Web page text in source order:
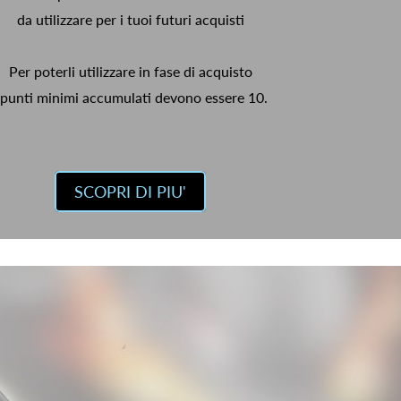
da utilizzare per i tuoi futuri acquisti
Per poterli utilizzare in fase di acquisto
minimi accumulati devono essere 10.
SCOPRI DI PIU'